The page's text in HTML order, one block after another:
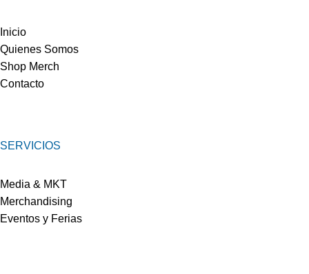
Inicio
Quienes Somos
Shop Merch
Contacto
SERVICIOS
Media & MKT
Merchandising
Eventos y Ferias